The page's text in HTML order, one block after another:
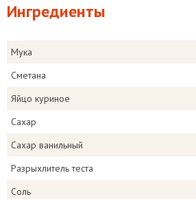
Ингредиенты
Мука
Сметана
Яйцо куриное
Сахар
Сахар ванильный
Разрыхлитель теста
Соль